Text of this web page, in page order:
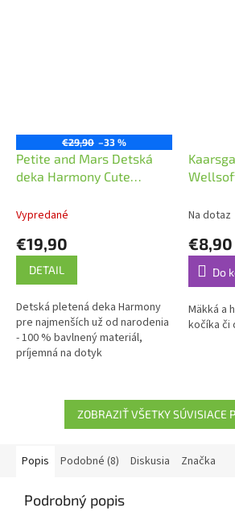
€29,90 –33 %
Petite and Mars Detská
deka Harmony Cute
Vypredané
€19,90
DETAIL
Detská pletená deka Harmony
pre najmenších už od narodenia
- 100 % bavlnený materiál,
príjemná na dotyk
Na dotaz
€8,90
Do
Mäkká a
kočíka
ZOBRAZIŤ VŠETKY SÚVISIACE
Popis Podobné (8) Diskusia Značka
Podrobný popis